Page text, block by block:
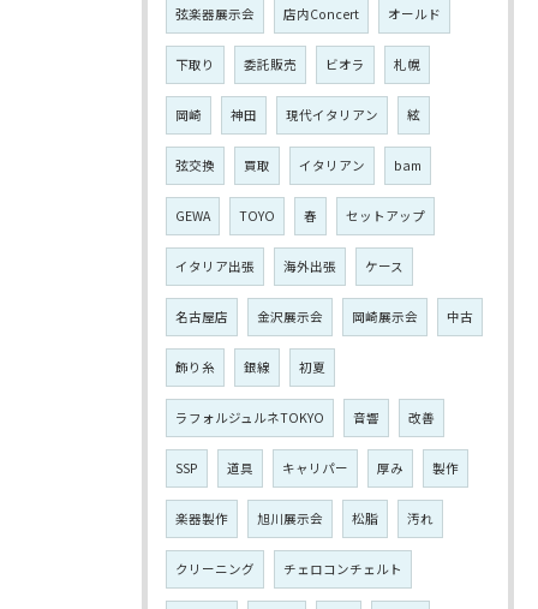
弦楽器展示会 店内Concert オールド
下取り 委託販売 ビオラ 札幌
岡崎 神田 現代イタリアン 絃
弦交換 買取 イタリアン bam
GEWA TOYO 春 セットアップ
イタリア出張 海外出張 ケース
名古屋店 金沢展示会 岡崎展示会 中古
飾り糸 銀線 初夏
ラフォルジュルネTOKYO 音響 改善
SSP 道具 キャリパー 厚み 製作
楽器製作 旭川展示会 松脂 汚れ
クリーニング チェロコンチェルト